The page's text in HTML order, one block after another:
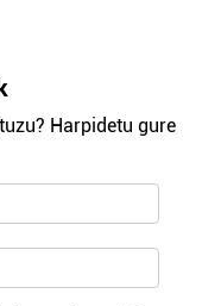
Harpidetu gure